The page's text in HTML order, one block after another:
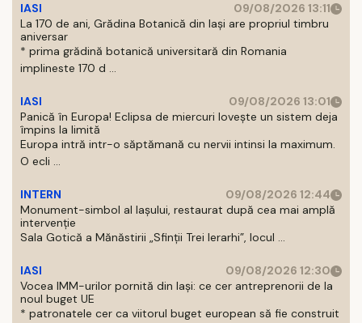
IASI
09/08/2026 13:11
La 170 de ani, Grădina Botanică din Iași are propriul timbru
aniversar
* prima grădină botanică universitară din Romania
implineste 170 d ...
IASI
09/08/2026 13:01
Panică în Europa! Eclipsa de miercuri lovește un sistem deja
împins la limită
Europa intră intr-o săptămană cu nervii intinsi la maximum.
O ecli ...
INTERN
09/08/2026 12:44
Monument-simbol al Iaşului, restaurat după cea mai amplă
intervenţie
Sala Gotică a Mănăstirii „Sfinţii Trei Ierarhi”, locul ...
IASI
09/08/2026 12:30
Vocea IMM-urilor pornită din Iași: ce cer antreprenorii de la
noul buget UE
* patronatele cer ca viitorul buget european să fie construit